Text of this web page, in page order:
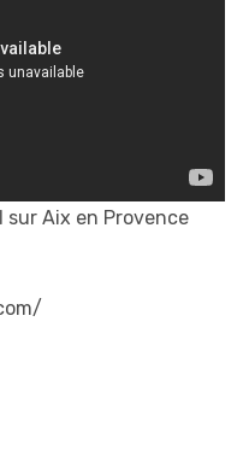
sur Aix en Provence